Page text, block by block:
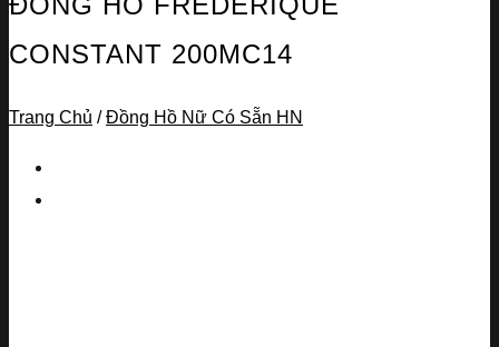
CONSTANT 200MC14
Trang Chủ / Đồng Hồ Nữ Có Sẵn HN